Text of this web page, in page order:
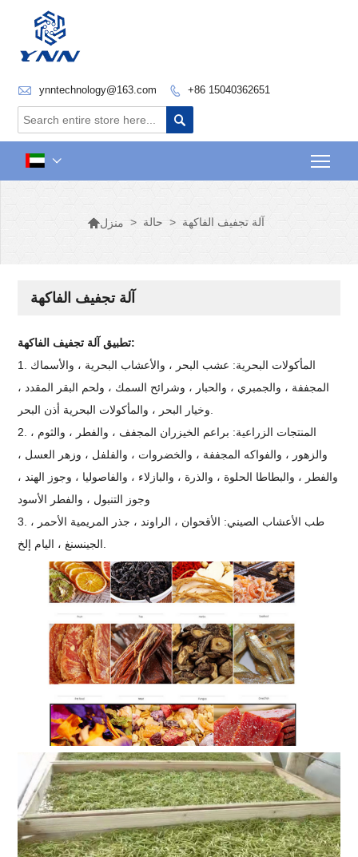
 ynntechnology@163.com  +86 15040362651


منزل > حالة > آلة تجفيف الفاكهة
آلة تجفيف الفاكهة
تطبيق آلة تجفيف الفاكهة:
1. المأكولات البحرية: عشب البحر ، والأعشاب البحرية ، والأسماك
المجففة ، والجمبري ، والحبار ، وشرائح السمك ، ولحم البقر المقدد ،
2. المنتجات الزراعية: براعم الخيزران المجفف ، والفطر ، والثوم ،
والزهور ، والفواكه المجففة ، والخضروات ، والفلفل ، وزهر العسل ،
والفطر ، والبطاطا الحلوة ، والذرة ، والبازلاء ، والفاصوليا ، وجوز الهند ،
3. طب الأعشاب الصيني: الأقحوان ، الراوند ، جذر المريمية الأحمر ،